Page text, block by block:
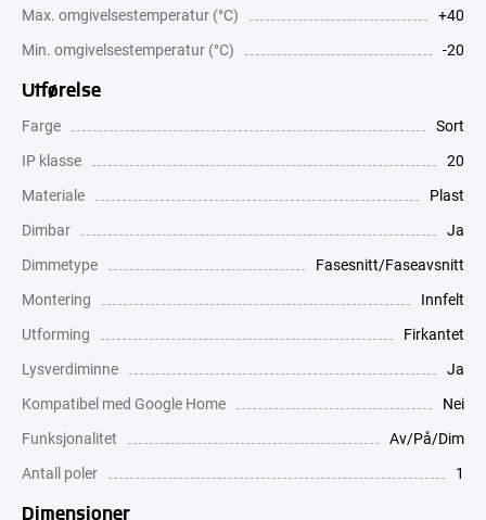
Max. omgivelsestemperatur (°C)
+40
Min. omgivelsestemperatur (°C)
-20
Utførelse
Farge
Sort
IP klasse
20
Materiale
Plast
Dimbar
Ja
Dimmetype
Fasesnitt/Faseavsnitt
Montering
Innfelt
Utforming
Firkantet
Lysverdiminne
Ja
Kompatibel med Google Home
Nei
Funksjonalitet
Av/På/Dim
Antall poler
1
Dimensjoner